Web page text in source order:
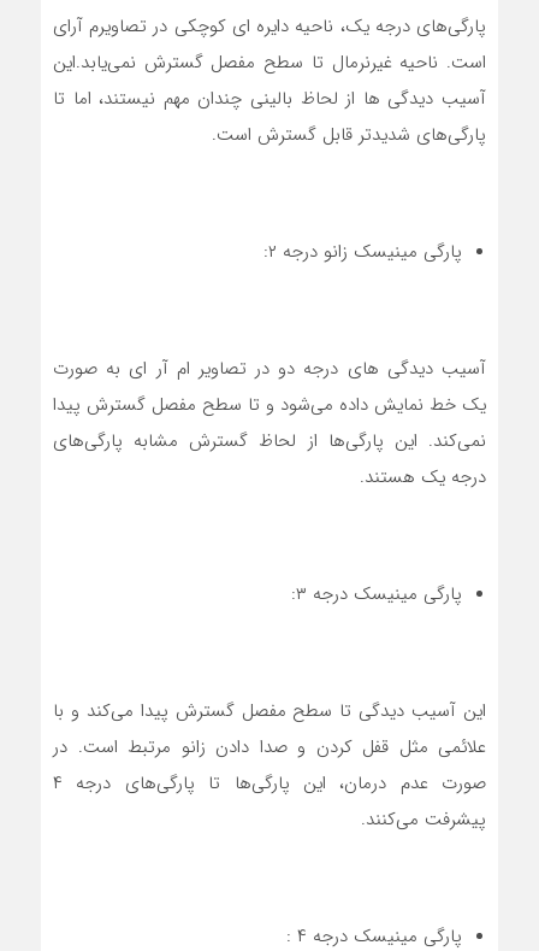
پارگی‌های درجه یک، ناحیه دایره ای کوچکی در تصاویرم آرای
است. ناحیه غیرنرمال تا سطح مفصل گسترش نمی‌یابد.این
آسیب دیدگی ها از لحاظ بالینی چندان مهم نیستند، اما تا
پارگی‌های شدیدتر قابل گسترش است.
پارگی مینیسک زانو درجه ۲:
آسیب دیدگی های درجه دو در تصاویر ام آر ای به صورت
یک خط نمایش داده می‌شود و تا سطح مفصل گسترش پیدا
نمی‌کند. این پارگی‌ها از لحاظ گسترش مشابه پارگی‌های
درجه یک هستند.
پارگی مینیسک درجه ۳:
این آسیب دیدگی تا سطح مفصل گسترش پیدا می‌کند و با
علائمی مثل قفل کردن و صدا دادن زانو مرتبط است. در
صورت عدم درمان، این پارگی‌ها تا پارگی‌های درجه ۴
پیشرفت می‌کنند.
پارگی مینیسک درجه ۴ :